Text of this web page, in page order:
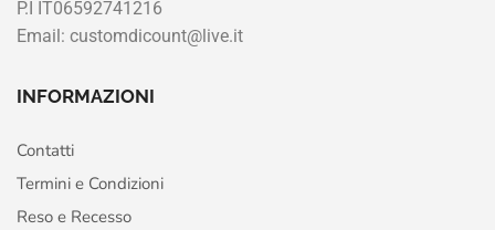
P.I IT06592741216
Email: customdicount@live.it
INFORMAZIONI
Contatti
Termini e Condizioni
Reso e Recesso